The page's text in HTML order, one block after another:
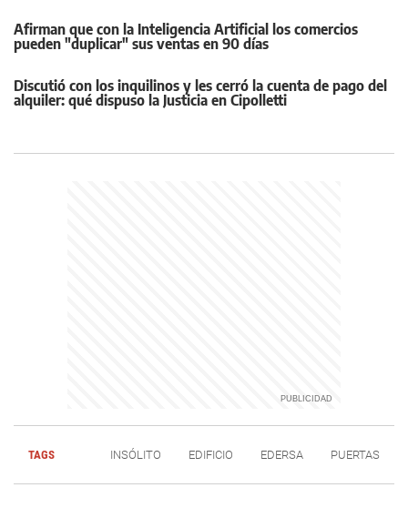
Afirman que con la Inteligencia Artificial los comercios
pueden "duplicar" sus ventas en 90 días
Discutió con los inquilinos y les cerró la cuenta de pago del
alquiler: qué dispuso la Justicia en Cipolletti
TAGS INSÓLITO EDIFICIO EDERSA PUERTAS